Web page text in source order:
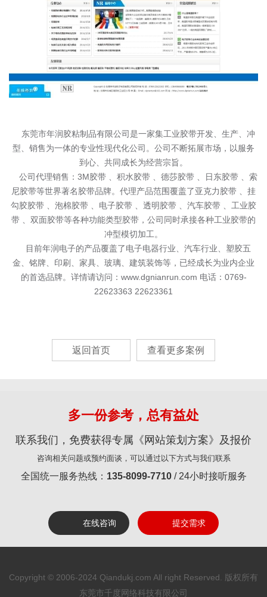
东莞市年润胶粘制品有限公司是一家集工业胶带开发、生产、冲
型、销售为一体的专业性现代化公司。公司不断拓展市场，以服务
到心、共同成长为经营宗旨。
公司代理销售：3M胶带 、积水胶带 、德莎胶带 、日东胶带 、索
尼胶带等世界著名胶带品牌。代理产品范围覆盖了亚克力胶带 、挂
勾胶胶带 、泡棉胶带 、电子胶带 、透明胶带 、汽车胶带 、工业胶
带 、双面胶带等各种功能类型胶带，公司同时承接各种工业胶带的
冲型模切加工。
目前年润电子的产品覆盖了电子电器行业、汽车行业、塑胶五
金、铭牌、印刷、家具、玻璃、建筑装饰等，已经成长为业内企业
的首选品牌。详情请访问：www.dgnianrun.com 电话：0769-
22623363 22623361
返回首页 查看更多案例
多一份参考，总有益处
联系我们，免费获得专属《网站策划方案》及报价
咨询相关问题或预约面谈，可以通过以下方式与我们联系
全国统一服务热线： 135-8099-7710/ 24小时接听服务
在线咨询 提交需求
Copyright © 2006-2024 Qiandukj.com All right Reserved. 版权所有
东莞市千度网络科技有限公司